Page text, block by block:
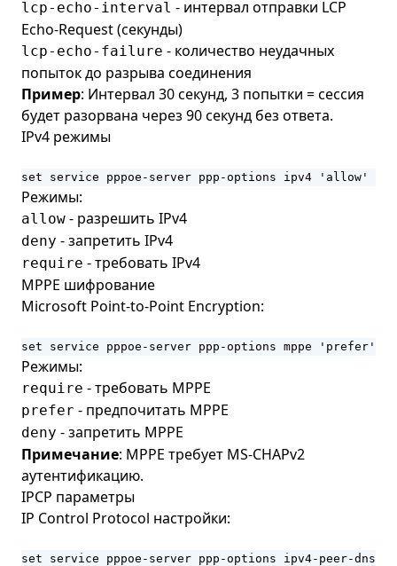
lcp-echo-interval - интервал отправки LCP
Echo-Request (секунды)
lcp-echo-failure - количество неудачных
попыток до разрыва соединения
Пример: Интервал 30 секунд, 3 попытки = сессия
будет разорвана через 90 секунд без ответа.
IPv4 режимы
set service pppoe-server ppp-options ipv4 'allow'
Режимы:
allow - разрешить IPv4
deny - запретить IPv4
require - требовать IPv4
MPPE шифрование
Microsoft Point-to-Point Encryption:
set service pppoe-server ppp-options mppe 'prefer'
Режимы:
require - требовать MPPE
prefer - предпочитать MPPE
deny - запретить MPPE
Примечание: MPPE требует MS-CHAPv2
аутентификацию.
IPCP параметры
IP Control Protocol настройки:
set service pppoe-server ppp-options ipv4-peer-dns